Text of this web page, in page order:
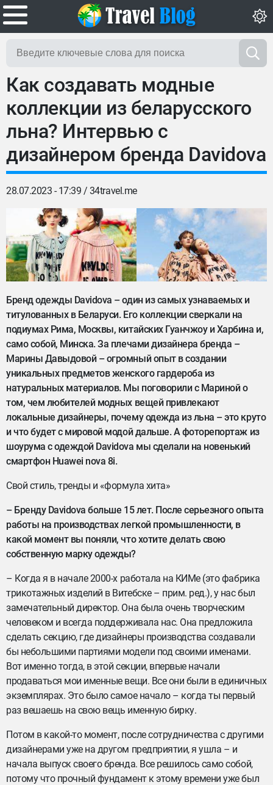
Как создавать модные
коллекции из беларусского
льна? Интервью с
дизайнером бренда Davidova
28.07.2023 - 17:39 / 34travel.me
Бренд одежды Davidova – один из самых узнаваемых и
титулованных в Беларуси. Его коллекции сверкали на
подиумах Рима, Москвы, китайских Гуанчжоу и Харбина и,
само собой, Минска. За плечами дизайнера бренда –
Марины Давыдовой – огромный опыт в создании
уникальных предметов женского гардероба из
натуральных материалов. Мы поговорили с Мариной о
том, чем любителей модных вещей привлекают
локальные дизайнеры, почему одежда из льна – это круто
и что будет с мировой модой дальше. А фоторепортаж из
шоурума с одеждой Davidova мы сделали на новенький
смартфон Huawei nova 8i.
Свой стиль, тренды и «формула хита»
– Бренду Davidova больше 15 лет. После серьезного опыта
работы на производствах легкой промышленности, в
какой момент вы поняли, что хотите делать свою
собственную марку одежды?
– Когда я в начале 2000-х работала на КИМе (это фабрика
трикотажных изделий в Витебске – прим. ред.), у нас был
замечательный директор. Она была очень творческим
человеком и всегда поддерживала нас. Она предложила
сделать секцию, где дизайнеры производства создавали
бы небольшими партиями модели под своими именами.
Вот именно тогда, в этой секции, впервые начали
продаваться мои именные вещи. Все они были в единичных
экземплярах. Это было самое начало – когда ты первый
раз вешаешь на свою вещь именную бирку.
Потом в какой-то момент, после сотрудничества с другими
дизайнерами уже на другом предприятии, я ушла – и
начала выпуск своего бренда. Все решилось само собой,
потому что прочный фундамент к этому времени уже был